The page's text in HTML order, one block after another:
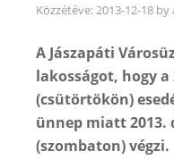
Közzétéve:2013-12-18 by
A Jászapáti
lakosságot, hogy a
(csütörtökön)
ünnep miatt 2013.
(szombaton) végzi.